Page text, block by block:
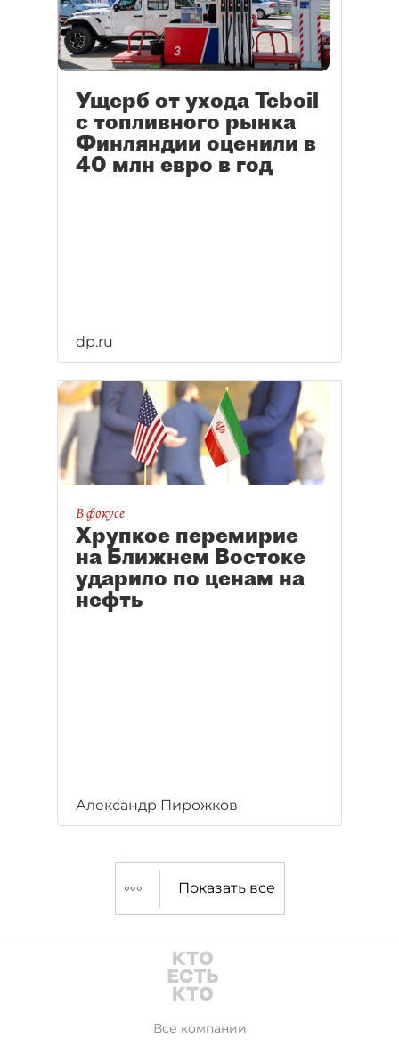
Ущерб от ухода Teboil
с топливного рынка
Финляндии оценили в
40 млн евро в год
dp.ru
В фокусе
Хрупкое перемирие
на Ближнем Востоке
ударило по ценам на
нефть
Александр Пирожков
Показать все
Все компании